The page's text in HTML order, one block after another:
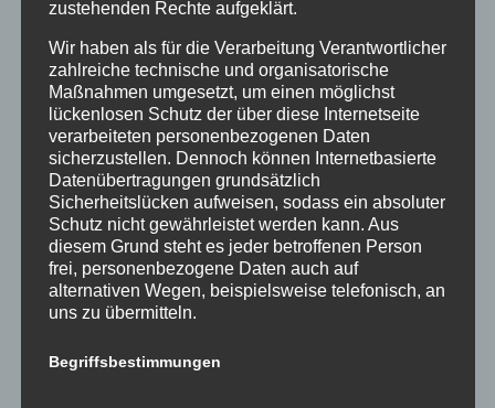
Mai 2023
März 2023
Februar 2023
Januar 2023
Dezember 2022
November 2022
Oktober 2022
September 2022
Juli 2022
Juni 2022
zustehenden Rechte aufgeklärt.
Wir haben als für die Verarbeitung Verantwortlicher
zahlreiche technische und organisatorische
Maßnahmen umgesetzt, um einen möglichst
lückenlosen Schutz der über diese Internetseite
verarbeiteten personenbezogenen Daten
sicherzustellen. Dennoch können Internetbasierte
Datenübertragungen grundsätzlich
Sicherheitslücken aufweisen, sodass ein absoluter
Schutz nicht gewährleistet werden kann. Aus
diesem Grund steht es jeder betroffenen Person
frei, personenbezogene Daten auch auf
alternativen Wegen, beispielsweise telefonisch, an
uns zu übermitteln.
Begriffsbestimmungen